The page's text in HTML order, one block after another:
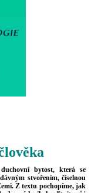
bytost, která se
stvořením, číselnou
Z textu pochopíme, jak